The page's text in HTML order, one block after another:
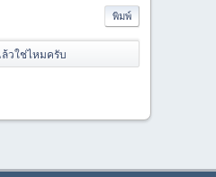
พิมพ์
วใช่ไหมครับ